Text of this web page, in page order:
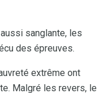
sanglante, les
des épreuves.
extrême ont
Malgré les revers, le